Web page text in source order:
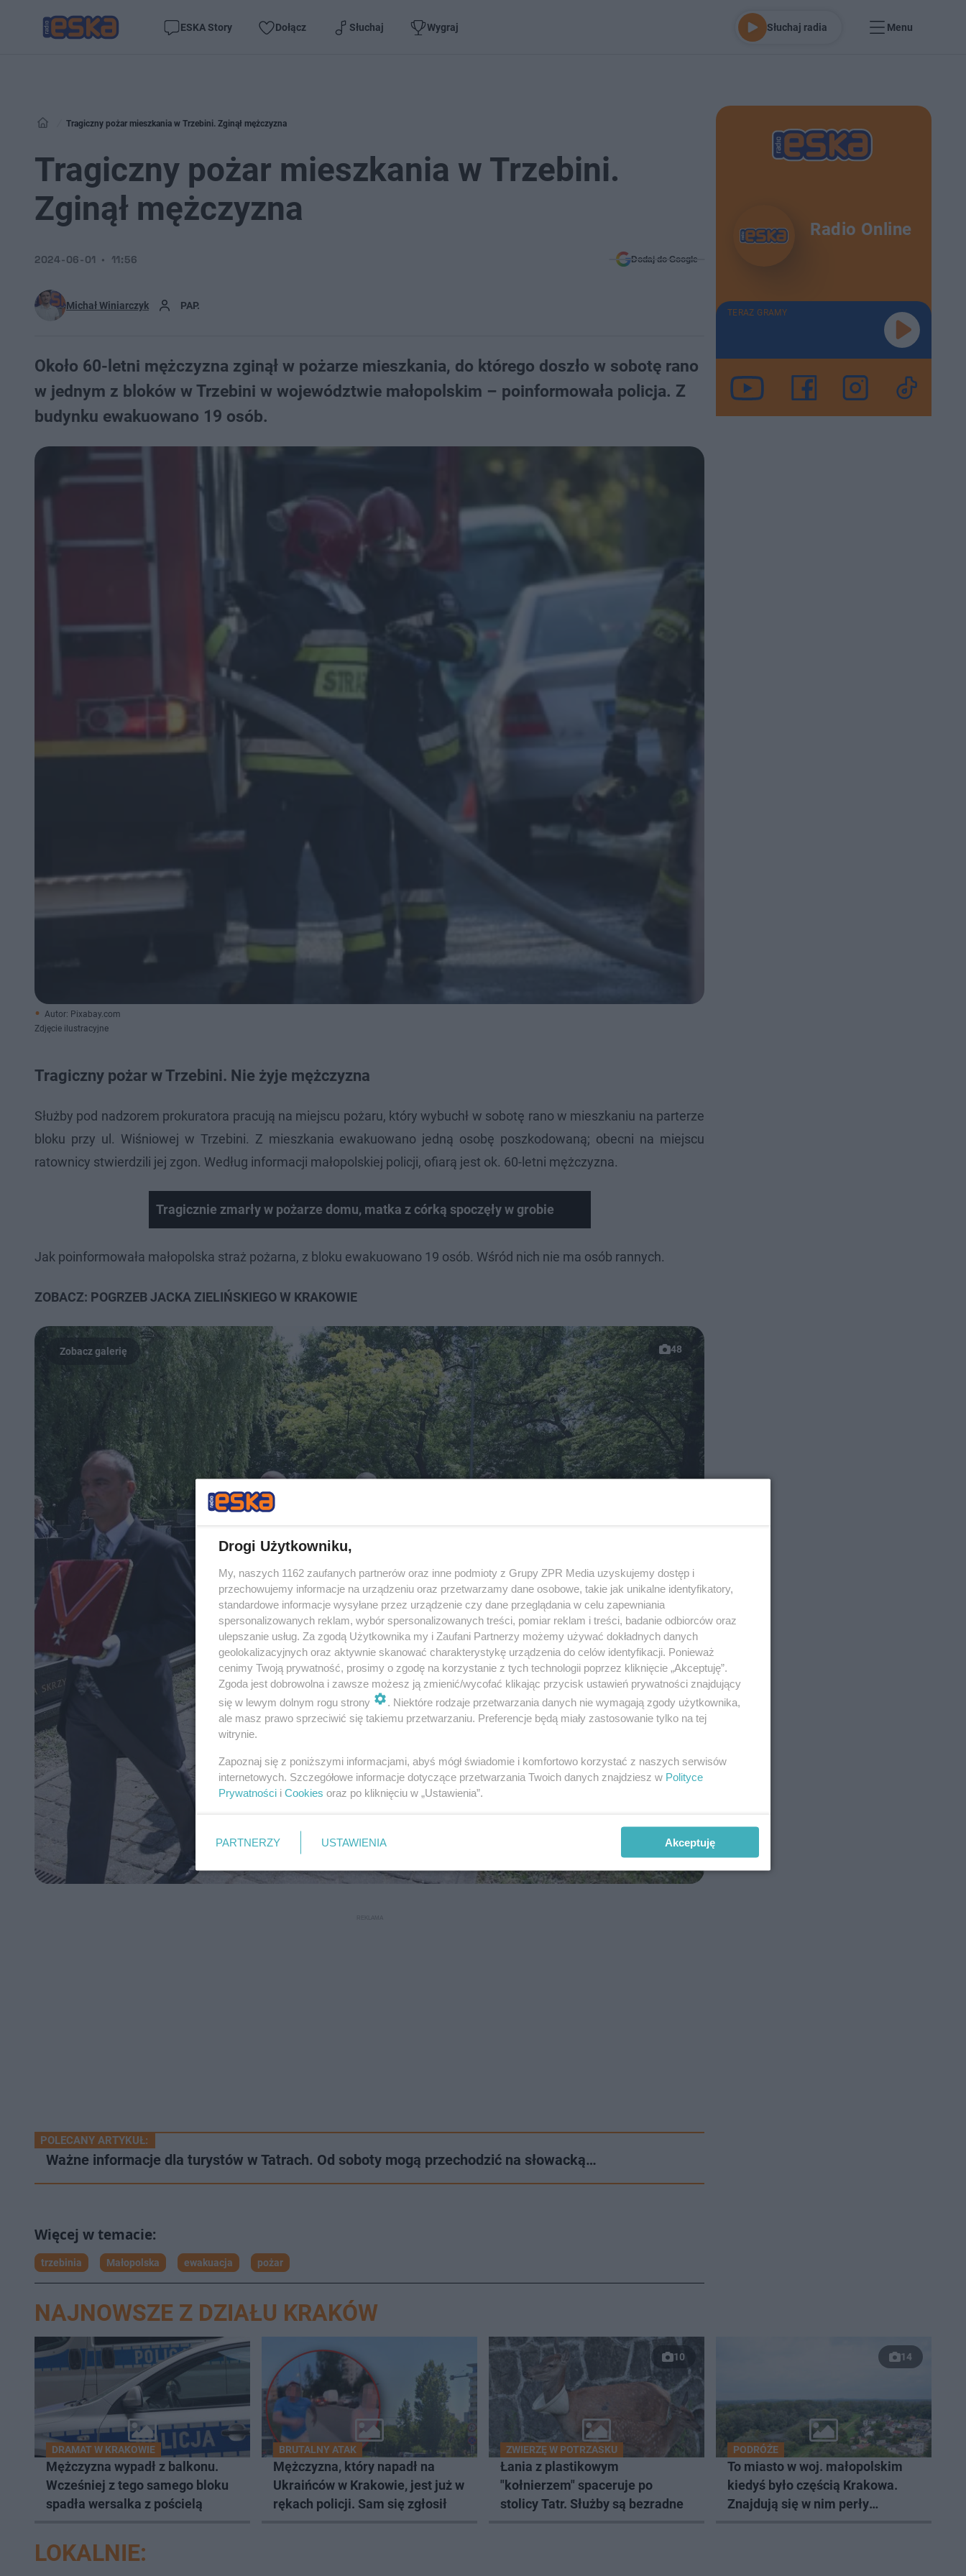
ESKA Story Dołącz Słuchaj Wygraj Słuchaj radia Menu
Tragiczny pożar mieszkania w Trzebini. Zginął mężczyzna
Tragiczny pożar mieszkania w Trzebini.
Zginął mężczyzna
Michał Winiarczyk PAP.
2024-06-01 11:56 Dodaj do Google
Około 60-letni mężczyzna zginął w pożarze mieszkania, do którego doszło w sobotę rano
w jednym z bloków w Trzebini w województwie małopolskim – poinformowała policja. Z
budynku ewakuowano 19 osób.
Autor: Pixabay.com
Zdjęcie ilustracyjne
Tragiczny pożar w Trzebini. Nie żyje mężczyzna
Służby pod nadzorem prokuratora pracują na miejscu pożaru, który wybuchł w sobotę rano w mieszkaniu na parterze
bloku przy ul. Wiśniowej w Trzebini. Z mieszkania ewakuowano jedną osobę poszkodowaną; obecni na miejscu
ratownicy stwierdzili jej zgon. Według informacji małopolskiej policji, ofiarą jest ok. 60-letni mężczyzna.
Tragicznie zmarły w pożarze domu, matka z córką spoczęły w grobie
Jak poinformowała małopolska straż pożarna, z bloku ewakuowano 19 osób. Wśród nich nie ma osób rannych.
ZOBACZ: POGRZEB JACKA ZIELIŃSKIEGO W KRAKOWIE
48
POLECANY ARTYKUŁ:
Ważne informacje dla turystów w Tatrach. Od soboty mogą przechodzić na słowacką…
trzebinia Małopolska ewakuacja pożar
Radio Online
TERAZ GRAMY
NAJNOWSZE Z DZIAŁU KRAKÓW
DRAMAT W KRAKOWIE
Mężczyzna wypadł z balkonu.
Wcześniej z tego samego bloku
spadła wersalka z pościelą
BRUTALNY ATAK
Mężczyzna, który napadł na
Ukraińców w Krakowie, jest już w
rękach policji. Sam się zgłosił
10
ZWIERZĘ W POTRZASKU
Łania z plastikowym
"kołnierzem" spaceruje po
stolicy Tatr. Służby są bezradne
14
PODRÓŻE
To miasto w woj. małopolskim
kiedyś było częścią Krakowa.
Znajdują się w nim perły
LOKALNIE:
Drogi Użytkowniku,
My, naszych 1162 zaufanych partnerów oraz inne podmioty z Grupy ZPR Media uzyskujemy dostęp i
przechowujemy informacje na urządzeniu oraz przetwarzamy dane osobowe, takie jak unikalne identyfikatory,
standardowe informacje wysyłane przez urządzenie czy dane przeglądania w celu zapewniania
spersonalizowanych reklam, wybór spersonalizowanych treści, pomiar reklam i treści, badanie odbiorców oraz
ulepszanie usług. Za zgodą Użytkownika my i Zaufani Partnerzy możemy używać dokładnych danych
geolokalizacyjnych oraz aktywnie skanować charakterystykę urządzenia do celów identyfikacji. Ponieważ
cenimy Twoją prywatność, prosimy o zgodę na korzystanie z tych technologii poprzez kliknięcie „Akceptuję”.
Zgoda jest dobrowolna i zawsze możesz ją zmienić/wycofać klikając przycisk ustawień prywatności znajdujący
się w lewym dolnym rogu strony
. Niektóre rodzaje przetwarzania danych nie wymagają zgody użytkownika,
ale masz prawo sprzeciwić się takiemu przetwarzaniu. Preferencje będą miały zastosowanie tylko na tej
witrynie.
Zapoznaj się z poniższymi informacjami, abyś mógł świadomie i komfortowo korzystać z naszych serwisów
internetowych. Szczegółowe informacje dotyczące przetwarzania Twoich danych znajdziesz w Polityce
Prywatności i Cookies oraz po kliknięciu w „Ustawienia”.
PARTNERZY USTAWIENIA Akceptuję